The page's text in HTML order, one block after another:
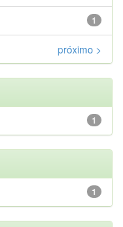
1
próximo >
1
1